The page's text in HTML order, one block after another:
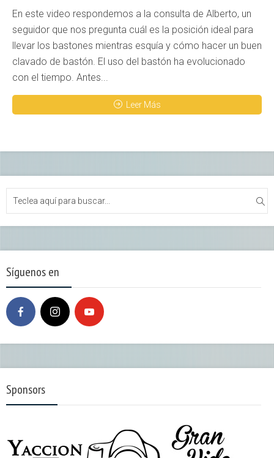
En este video respondemos a la consulta de Alberto, un
seguidor que nos pregunta cuál es la posición ideal para
llevar los bastones mientras esquía y cómo hacer un buen
clavado de bastón. El uso del bastón ha evolucionado
con el tiempo. Antes...
Leer Más
Síguenos en
Sponsors